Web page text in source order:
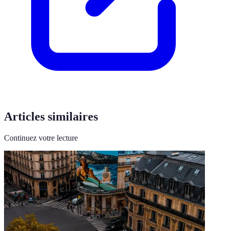
Articles similaires
Continuez votre lecture